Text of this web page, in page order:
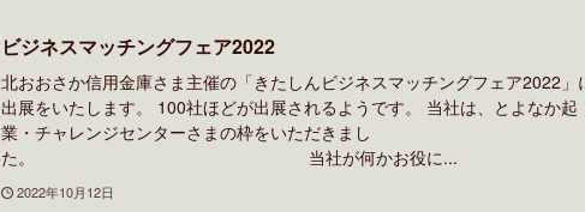
ビジネスマッチングフェア2022
北おおさか信用金庫さま主催の「きたしんビジネスマッチングフェア2022」
出展をいたします。 100社ほどが出展されるようです。 当社は、とよなか起
業・チャレンジセンターさまの枠をいただきまし
た。 当社が何かお役に...
2022年10月12日